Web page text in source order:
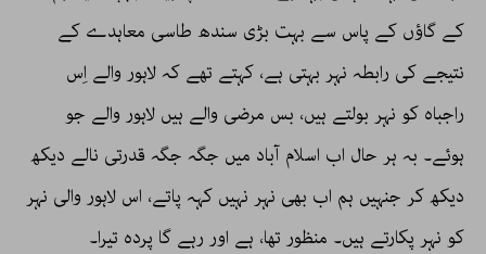
کے گاؤں کے پاس سے بہت بڑی سندھ طاسی معاہدے کے
نتیجے کی رابطہ نہر بہتی ہے، کہتے تھے کہ لاہور والے اِس
راجباہ کو نہر بولتے ہیں، بس مرضی والے ہیں لاہور والے جو
ہوئے۔ بہ ہر حال اب اسلام آباد میں جگہ جگہ قدرتی نالے دیکھ
دیکھ کر جنہیں ہم اب بھی نہر نہیں کہہ پاتے، اس لاہور والی نہر
کو نہر پکارتے ہیں۔ منظور تھا، ہے اور رہے گا پردہ تیرا۔